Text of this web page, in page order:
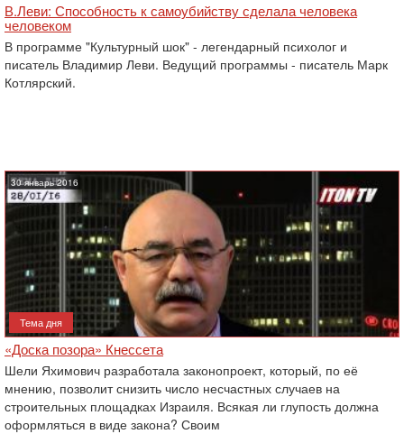
В.Леви: Способность к самоубийству сделала человека
человеком
В программе "Культурный шок" - легендарный психолог и
писатель Владимир Леви. Ведущий программы - писатель Марк
Котлярский.
30 январь 2016
Тема дня
«Доска позора» Кнессета
Шели Яхимович разработала законопроект, который, по её
мнению, позволит снизить число несчастных случаев на
строительных площадках Израиля. Всякая ли глупость должна
оформляться в виде закона? Своим